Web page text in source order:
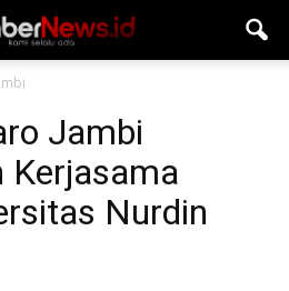
Jambi
Kerjasama
Nurdin